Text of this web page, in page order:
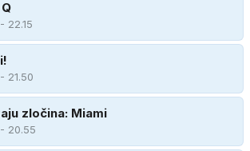
22.15
21.50
zločina: Miami
20.55